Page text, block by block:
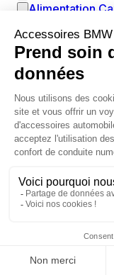
Alimentation
Faisceau de
d'aspiration BMW
Injecteur BMW
Pompe à
Pompe diesel
Allumage /
Bobines
Boitier de
Bougie de
Amortissement
Amortisseur de
Kit de réparation